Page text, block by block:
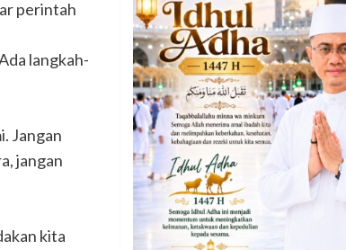
perintah
langkah-
Jangan
jangan
kita